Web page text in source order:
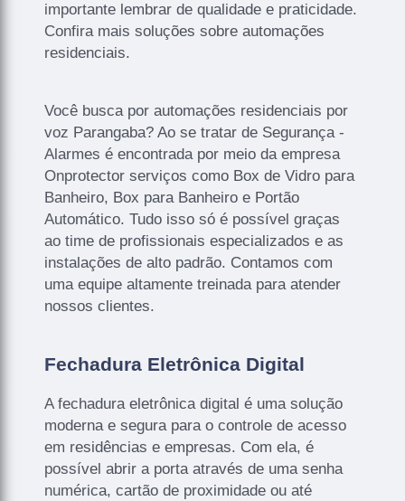
importante lembrar de qualidade e praticidade.
Confira mais soluções sobre automações
residenciais.
Você busca por automações residenciais por
voz Parangaba? Ao se tratar de Segurança -
Alarmes é encontrada por meio da empresa
Onprotector serviços como Box de Vidro para
Banheiro, Box para Banheiro e Portão
Automático. Tudo isso só é possível graças
ao time de profissionais especializados e as
instalações de alto padrão. Contamos com
uma equipe altamente treinada para atender
nossos clientes.
Fechadura Eletrônica Digital
A fechadura eletrônica digital é uma solução
moderna e segura para o controle de acesso
em residências e empresas. Com ela, é
possível abrir a porta através de uma senha
numérica, cartão de proximidade ou até